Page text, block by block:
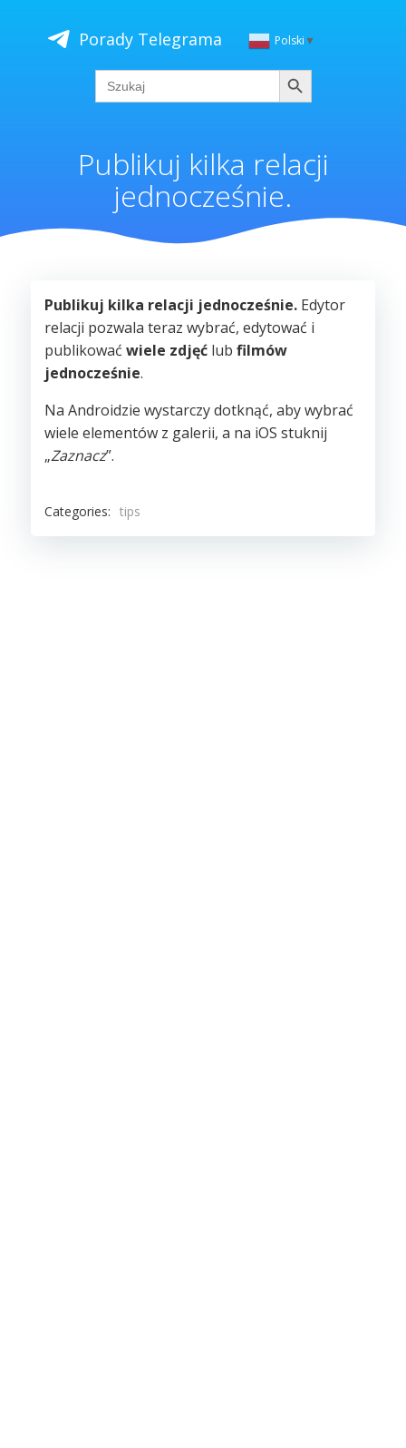
to
content
Porady Telegrama Polski▼
Search
for:
Szukaj
Publikuj kilka relacji
jednocześnie.
Publikuj kilka relacji jednocześnie. Edytor
relacji pozwala teraz wybrać, edytować i
publikować wiele zdjęć lub filmów
jednocześnie.
Na Androidzie wystarczy dotknąć, aby wybrać
wiele elementów z galerii, a na iOS stuknij
„Zaznacz”.
Categories: tips